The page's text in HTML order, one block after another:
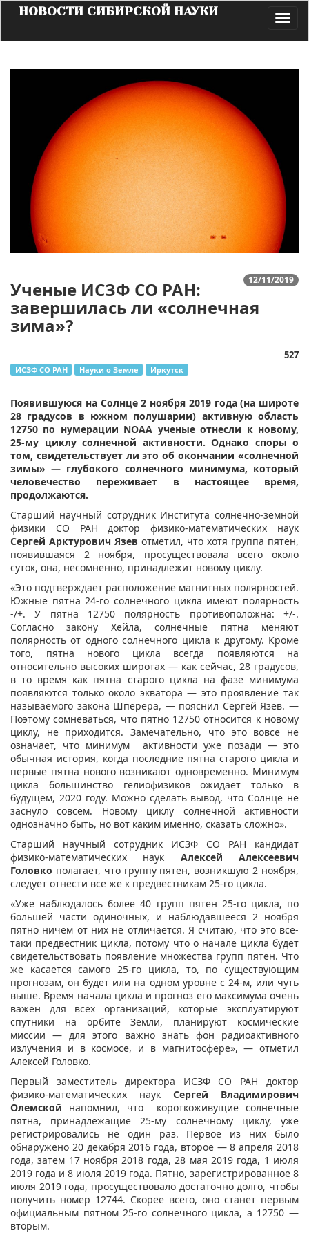
НОВОСТИ СИБИРСКОЙ НАУКИ
12/11/2019
Ученые ИСЗФ СО РАН:
завершилась ли «солнечная
зима»?
527
ИСЗФ СО РАН Науки о Земле Иркутск
Появившуюся на Солнце 2 ноября 2019 года (на широте
28 градусов в южном полушарии) активную область
12750 по нумерации NOAA ученые отнесли к новому,
25-му циклу солнечной активности. Однако споры о
том, свидетельствует ли это об окончании «солнечной
зимы» — глубокого солнечного минимума, который
человечество переживает в настоящее время,
продолжаются.
Старший научный сотрудник Института солнечно-земной
физики СО РАН доктор физико-математических наук
Сергей Арктурович Язев отметил, что хотя группа пятен,
появившаяся 2 ноября, просуществовала всего около
суток, она, несомненно, принадлежит новому циклу.
«Это подтверждает расположение магнитных полярностей.
Южные пятна 24-го солнечного цикла имеют полярность
-/+. У пятна 12750 полярность противоположна: +/-.
Согласно закону Хейла, солнечные пятна меняют
полярность от одного солнечного цикла к другому. Кроме
того, пятна нового цикла всегда появляются на
относительно высоких широтах — как сейчас, 28 градусов,
в то время как пятна старого цикла на фазе минимума
появляются только около экватора — это проявление так
называемого закона Шперера, — пояснил Сергей Язев. —
Поэтому сомневаться, что пятно 12750 относится к новому
циклу, не приходится. Замечательно, что это вовсе не
означает, что минимум активности уже позади — это
обычная история, когда последние пятна старого цикла и
первые пятна нового возникают одновременно. Минимум
цикла большинство гелиофизиков ожидает только в
будущем, 2020 году. Можно сделать вывод, что Солнце не
заснуло совсем. Новому циклу солнечной активности
однозначно быть, но вот каким именно, сказать сложно».
Старший научный сотрудник ИСЗФ СО РАН кандидат
физико-математических наук Алексей Алексеевич
Головко полагает, что группу пятен, возникшую 2 ноября,
следует отнести все же к предвестникам 25-го цикла.
«Уже наблюдалось более 40 групп пятен 25-го цикла, по
большей части одиночных, и наблюдавшееся 2 ноября
пятно ничем от них не отличается. Я считаю, что это все-
таки предвестник цикла, потому что о начале цикла будет
свидетельствовать появление множества групп пятен. Что
же касается самого 25-го цикла, то, по существующим
прогнозам, он будет или на одном уровне с 24-м, или чуть
выше. Время начала цикла и прогноз его максимума очень
важен для всех организаций, которые эксплуатируют
спутники на орбите Земли, планируют космические
миссии — для этого важно знать фон радиоактивного
излучения и в космосе, и в магнитосфере», — отметил
Алексей Головко.
Первый заместитель директора ИСЗФ СО РАН доктор
физико-математических наук Сергей Владимирович
Олемской напомнил, что короткоживущие солнечные
пятна, принадлежащие 25-му солнечному циклу, уже
регистрировались не один раз. Первое из них было
обнаружено 20 декабря 2016 года, второе — 8 апреля 2018
года, затем 17 ноября 2018 года, 28 мая 2019 года, 1 июля
2019 года и 8 июля 2019 года. Пятно, зарегистрированное 8
июля 2019 года, просуществовало достаточно долго, чтобы
получить номер 12744. Скорее всего, оно станет первым
официальным пятном 25-го солнечного цикла, а 12750 —
вторым.